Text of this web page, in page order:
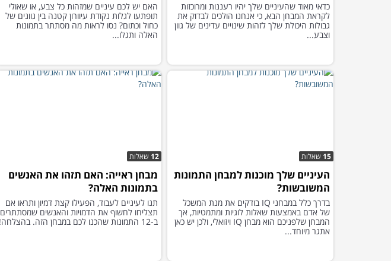
כדאי מאוד שהעיניים שלך יהיו רעננות ומרוכזות
לקראת המבחן הבא, כי אנחנו הולכים לבדוק את
גבולות היכולת שלך לזהות שינויים עדינים של גוון
וצבע...
האם יש לכם עיניים שמזהות כל צבע, או שאולי
תופתעו לגלות נקודת עיוורון קטנה בין גוונים של
כחול וכתום? נסו לראות מה מסתתר בתמונות
האלה ותגלו...
15 שאלות
העיניים שלך מוכנות למבחן התמונות
המשובשות?
בדרך כלל במבחני IQ בודקים את מנת המשכל
של אדם באמצעות שאלות לוגיות ומתמטיות, אך
המבחן שלפניכם הוא מבחן IQ ויזואלי, ולכן יש כאן
אתגר מיוחד...
12 שאלות
מבחן ראייה: האם תזהו את האנשים
בתמונות האלה?
תנו לעיניים לעבוד, הפעילו קצת דמיון ותראו אם
תצליחו לחשוף את הדמויות והאנשים שמסתתרים
ב-12 התמונות שהכנו לכם במבחן הזה. בהצלחה!